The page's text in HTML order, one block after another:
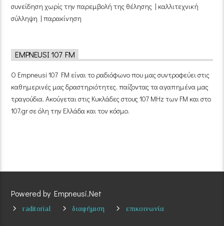
συνείδηση χωρίς την παρεμβολή της θέλησης | καλλιτεχνική
σύλληψη | παρακίνηση
EMPNEUSI 107 FM
Ο Empneusi 107 FM είναι το ραδιόφωνο που μας συντροφεύει στις
καθημερινές μας δραστηριότητες, παίζοντας τα αγαπημένα μας
τραγούδια. Ακούγεται στις Κυκλάδες στους 107 MHz των FM και στο
107.gr σε όλη την Ελλάδα και τον κόσμο.
Powered by Empneusi.Net
raditorial διαφήμιση επικοινωνία